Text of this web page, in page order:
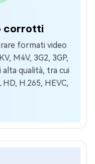
corrotti
formati video
M4V, 3G2, 3GP,
alta qualità, tra cui
H.265, HEVC,